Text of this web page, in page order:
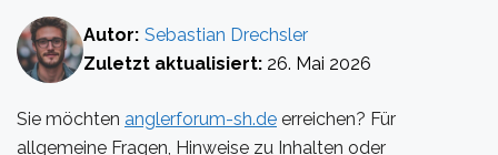
Autor: Sebastian Drechsler
Zuletzt aktualisiert: 26. Mai 2026
Sie möchten anglerforum-sh.de erreichen? Für
allgemeine Fragen, Hinweise zu Inhalten oder